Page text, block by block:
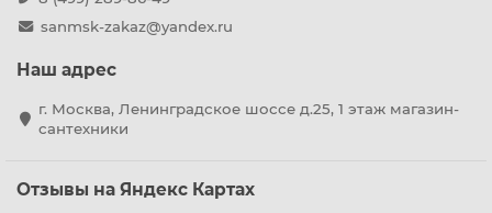
sanmsk-zakaz@yandex.ru
Наш адрес
г. Москва, Ленинградское шоссе д.25, 1 этаж магазин-
сантехники
Отзывы на Яндекс Картах